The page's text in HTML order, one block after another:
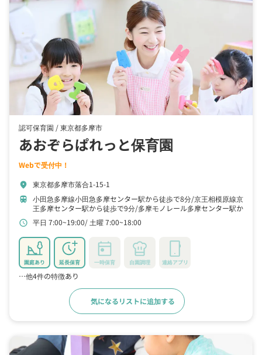
認可保育園 /東京都多摩市
あおぞらぱれっと保育園
Webで受付中！
location_on 東京都多摩市落合1-15-1
train 小田急多摩線小田急多摩センター駅から徒歩で8分 京王相模原線京
王多摩センター駅から徒歩で9分 多摩モノレール多摩センター駅か
ら徒歩で10分
schedule 平日 7:00~19:00 土曜 7:00~18:00
園庭あり 延長保育 一時保育 自園調理 連絡アプリ
…他4件の特徴あり
気になるリストに追加する